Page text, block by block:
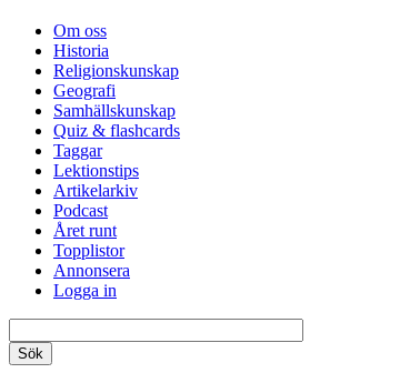
Om oss
Historia
Religionskunskap
Geografi
Samhällskunskap
Quiz & flashcards
Taggar
Lektionstips
Artikelarkiv
Podcast
Året runt
Topplistor
Annonsera
Logga in